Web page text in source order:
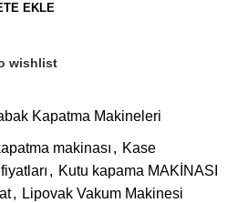
EKLE
wishlist
Kapatma Makineleri
makinası , Kase
, Kutu kapama MAKİNASI
, Lipovak Vakum Makinesi